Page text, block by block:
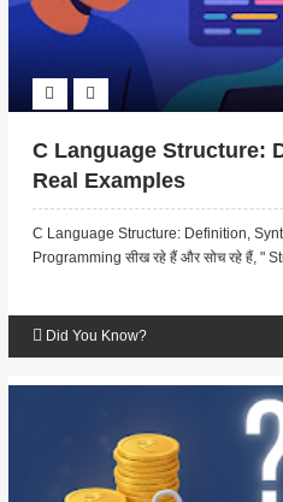
C Language Structure:
Real Examples
C Language Structure: Definition,
Programming सीख रहे हैं और सोच रहे हैं, "
Did You Know?